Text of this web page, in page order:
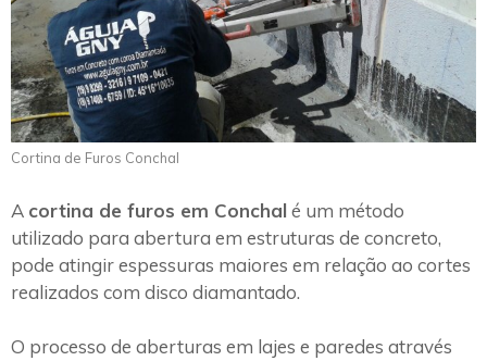
Cortina de Furos Conchal
A cortina de furos em Conchal é um método
utilizado para abertura em estruturas de concreto,
pode atingir espessuras maiores em relação ao cortes
realizados com disco diamantado.
O processo de aberturas em lajes e paredes através